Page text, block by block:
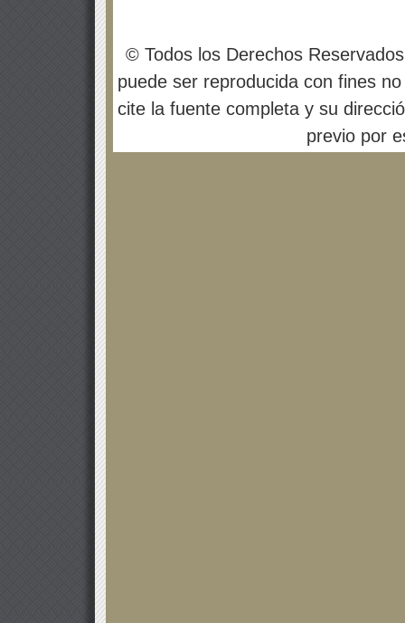
© Todos los Derechos
puede ser reproducida con fines
cite la fuente completa y su
previo por